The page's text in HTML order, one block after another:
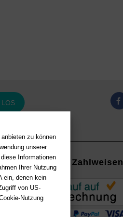
zu können
unserer
Informationen
Ihrer Nutzung
ein, denen kein
von US-
Nutzung
LOS
mit
Zahlweisen